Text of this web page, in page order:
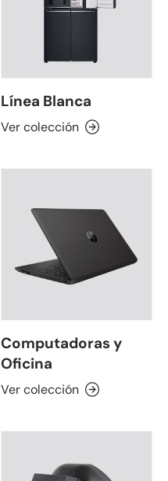
Línea Blanca
Ver colección
Computadoras y
Oficina
Ver colección